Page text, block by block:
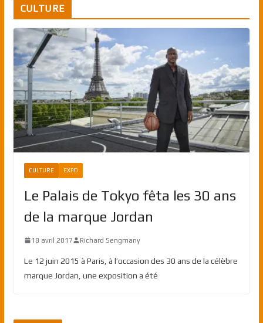
CULTURE
CULTURE EXPO
Le Palais de Tokyo fêta les 30 ans
de la marque Jordan
18 avril 2017 Richard Sengmany
Le 12 juin 2015 à Paris, à l’occasion des 30 ans de la célèbre
marque Jordan, une exposition a été